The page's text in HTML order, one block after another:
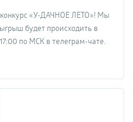
конкурс «У-ДАЧНОЕ ЛЕТО»! Мы
будет происходить в
по МСК в телеграм-чате.